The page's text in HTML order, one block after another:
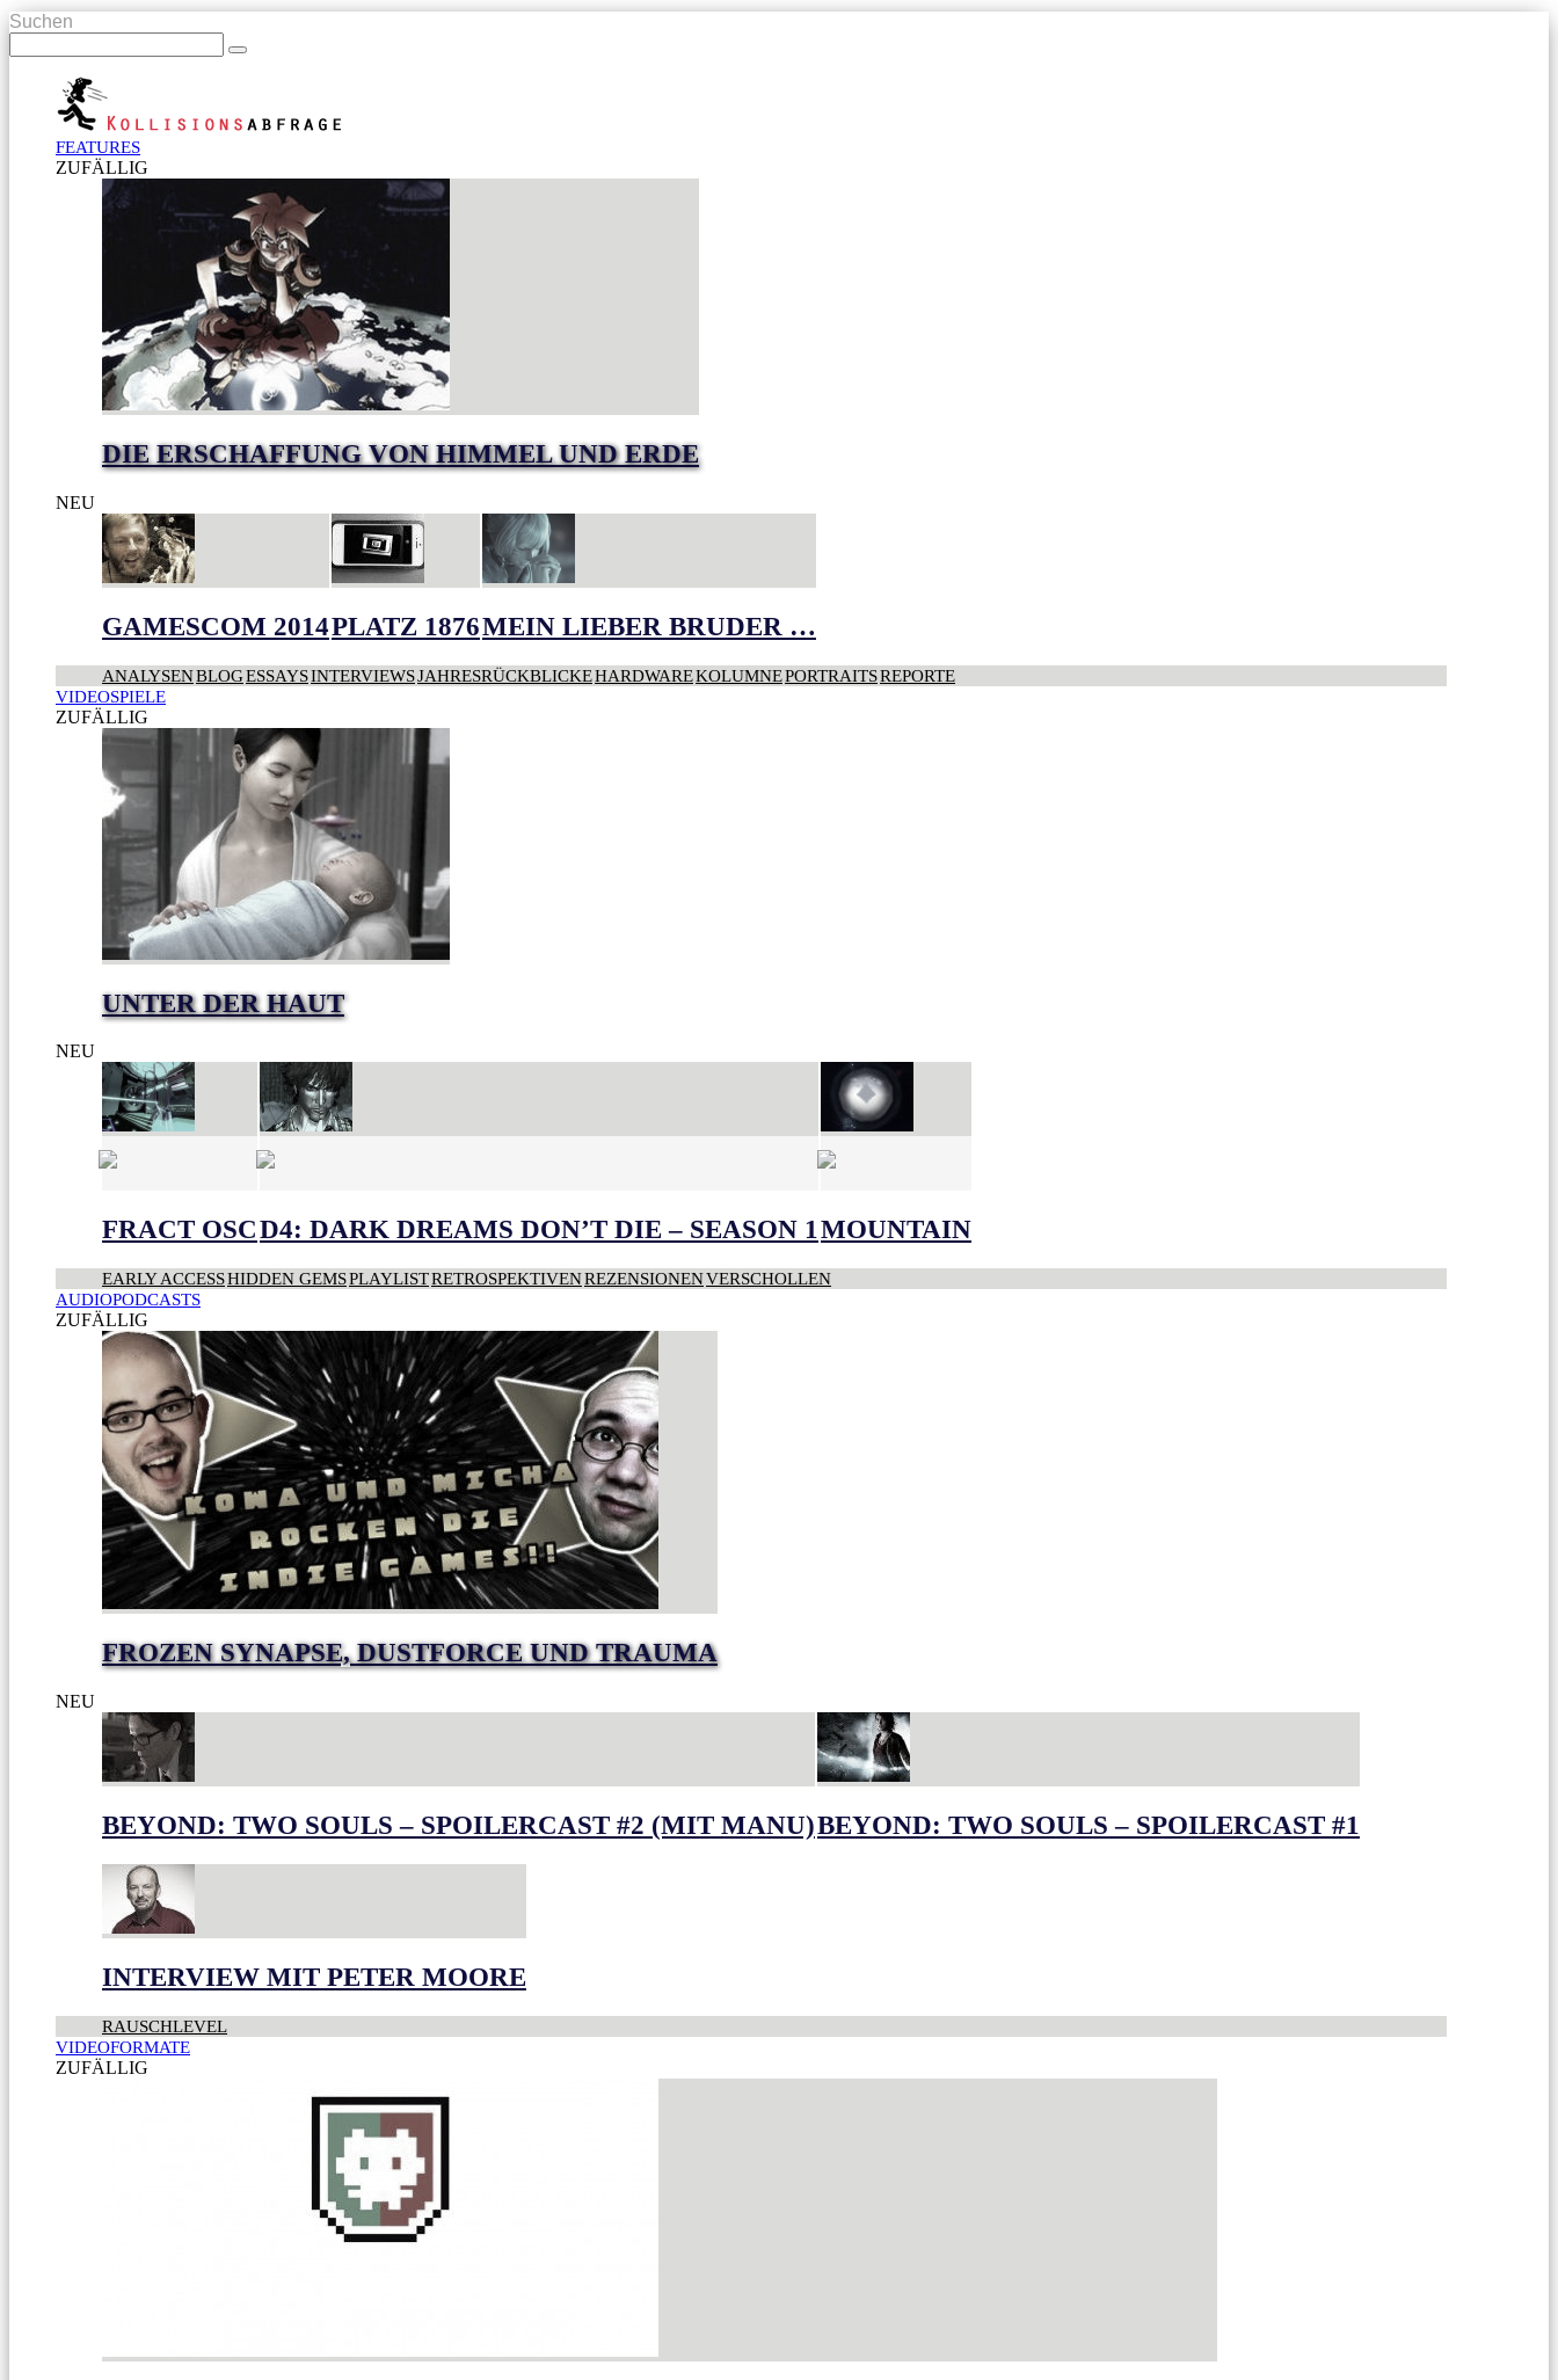
Suchen
FEATURES
ZUFÄLLIG
DIE ERSCHAFFUNG VON HIMMEL UND ERDE
NEU
GAMESCOM 2014PLATZ 1876MEIN LIEBER BRUDER …
ANALYSENBLOGESSAYSINTERVIEWSJAHRESRÜCKBLICKEHARDWAREKOLUMNEPORTRAITSREPORTE
VIDEOSPIELE
ZUFÄLLIG
UNTER DER HAUT
NEU
FRACT OSCD4: DARK DREAMS DON’T DIE – SEASON 1MOUNTAIN
EARLY ACCESSHIDDEN GEMSPLAYLISTRETROSPEKTIVENREZENSIONENVERSCHOLLEN
AUDIOPODCASTS
ZUFÄLLIG
FROZEN SYNAPSE, DUSTFORCE UND TRAUMA
NEU
BEYOND: TWO SOULS – SPOILERCAST #2 (MIT MANU)BEYOND: TWO SOULS – SPOILERCAST #1
INTERVIEW MIT PETER MOORE
RAUSCHLEVEL
VIDEOFORMATE
ZUFÄLLIG